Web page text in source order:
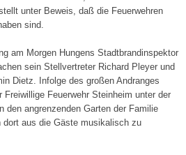
unter Beweis, daß die Feuerwehren
sind.
am Morgen Hungens Stadtbrandinspektor
sein Stellvertreter Richard Pleyer und
Dietz. Infolge des großen Andranges
Feuerwehr Steinheim unter der
den angrenzenden Garten der Familie
dort aus die Gäste musikalisch zu